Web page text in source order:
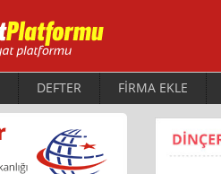
DEFTER FİRMA EKLE